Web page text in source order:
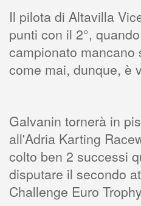
Il pilota di Altavilla
punti con il 2°,
campionato mancano
come mai, dunque, è
Galvanin tornerà in
all'Adria Karting
colto ben 2 successi
disputare il secondo
Challenge Euro